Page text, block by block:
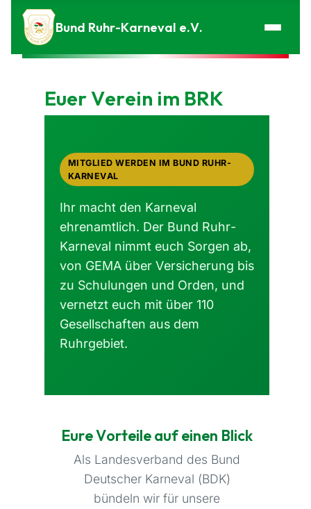
Zum Inhalt springen
Bund Ruhr-Karneval e.V.
Euer Verein im BRK
MITGLIED WERDEN IM BUND RUHR-
KARNEVAL
Ihr macht den Karneval
ehrenamtlich. Der Bund Ruhr-
Karneval nimmt euch Sorgen ab,
von GEMA über Versicherung bis
zu Schulungen und Orden, und
vernetzt euch mit über 110
Gesellschaften aus dem
Ruhrgebiet.
Eure Vorteile auf einen Blick
Als Landesverband des Bund
Deutscher Karneval (BDK)
bündeln wir für unsere